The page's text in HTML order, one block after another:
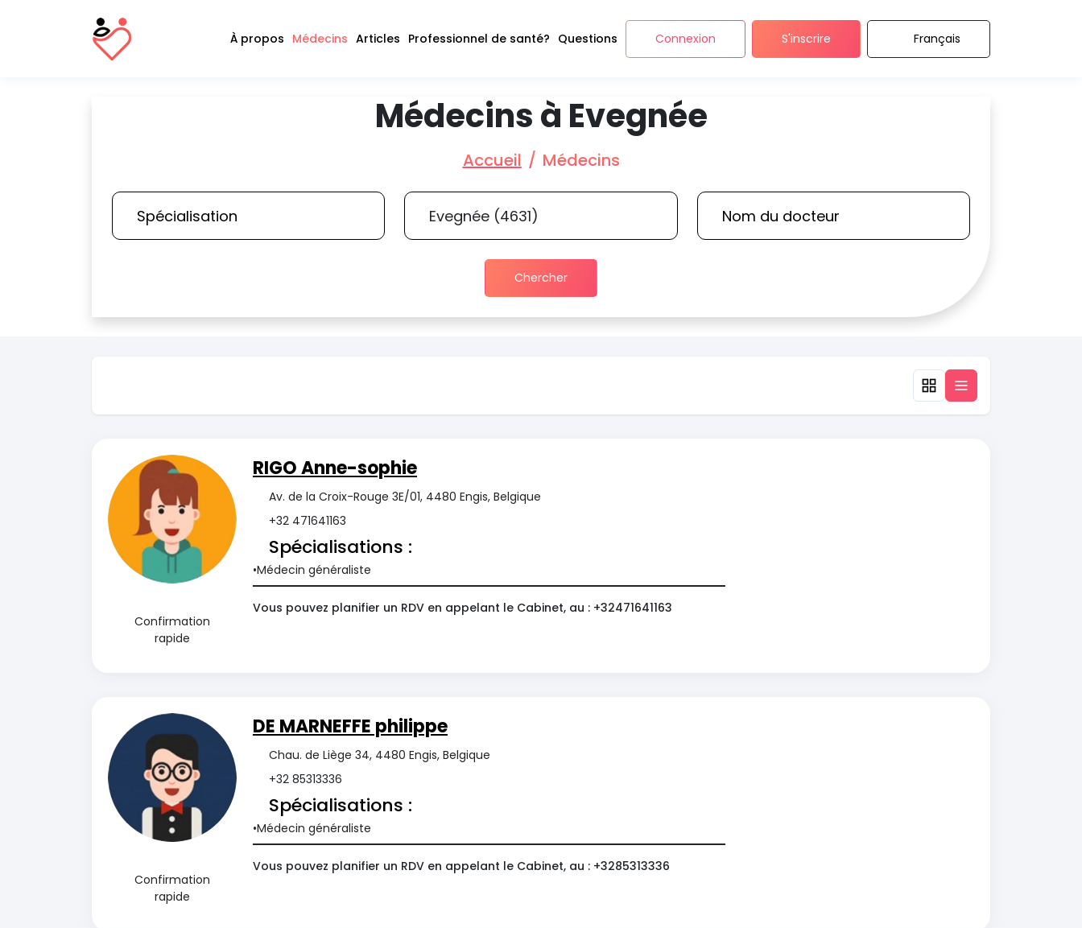
À propos Médecins Articles Professionnel de santé? Questions Connexion S'inscrire Français
Médecins à Evegnée
Accueil Médecins
Chercher
Confirmation
rapide
RIGO Anne-sophie
Av. de la Croix-Rouge 3E/01, 4480 Engis, Belgique
+32 471641163
Spécialisations :
Médecin généraliste
Vous pouvez planifier un RDV en appelant le Cabinet, au : +32471641163
Confirmation
rapide
DE MARNEFFE philippe
Chau. de Liège 34, 4480 Engis, Belgique
+32 85313336
Spécialisations :
Médecin généraliste
Vous pouvez planifier un RDV en appelant le Cabinet, au : +3285313336